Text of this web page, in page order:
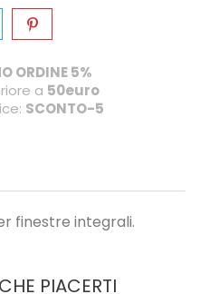
ORDINE 5%
a 50euro
SCONTO-5
finestre integrali.
PIACERTI